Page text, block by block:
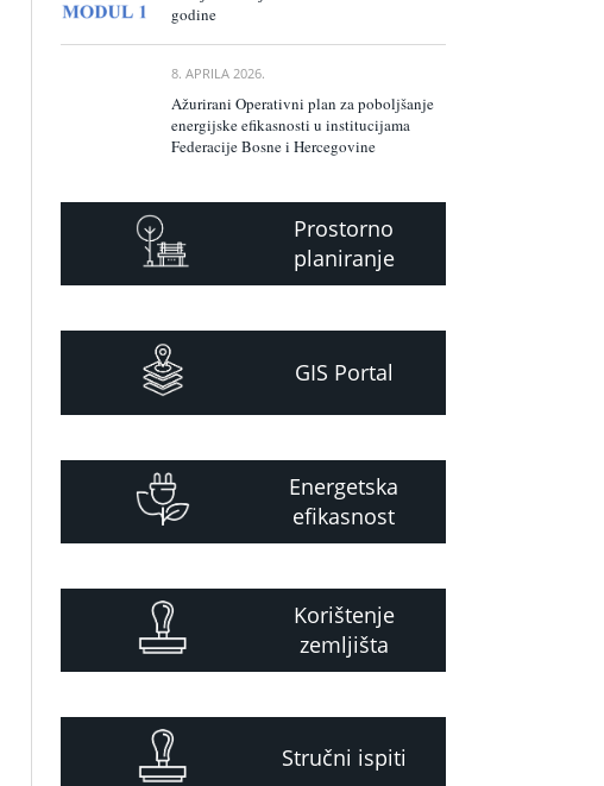
godine
8. APRILA 2026.
Ažurirani Operativni plan za poboljšanje
energijske efikasnosti u institucijama
Federacije Bosne i Hercegovine
Prostorno
planiranje
GIS Portal
Energetska
efikasnost
Korištenje
zemljišta
Stručni ispiti